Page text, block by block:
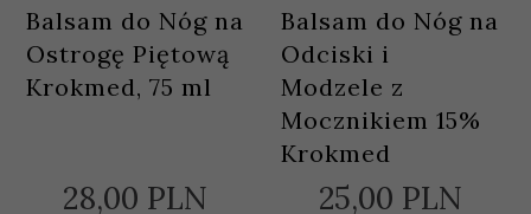
Balsam do Nóg na
Ostrogę Piętową
Krokmed, 75 ml
28,00 PLN
Balsam do Nóg na
Odciski i
Modzele z
Mocznikiem 15%
Krokmed
25,00 PLN